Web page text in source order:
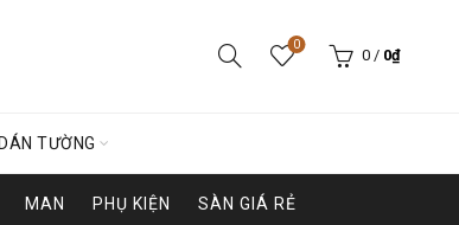
0
0 / 0₫
TƯỜNG
MAN PHỤ KIỆN SÀN GIÁ RẺ